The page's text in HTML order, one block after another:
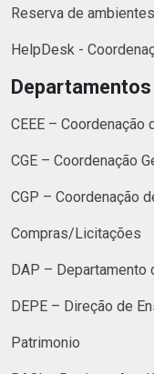
Reserva de
HelpDesk -
Departamentos
CEEE –
CGE – Coordenação
CGP – Coordenação
Compras/Licitações
DAP – Departamento
DEPE – Direção de
Patrimonio